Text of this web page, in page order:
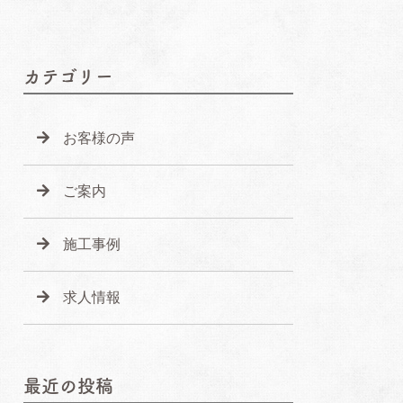
カテゴリー
お客様の声
ご案内
施工事例
求人情報
最近の投稿